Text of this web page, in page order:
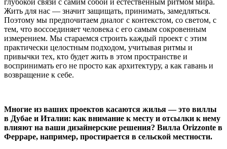
глубокой связи с самим собой и естественным ритмом мира.
Жить для нас — значит защищать, принимать, замедляться.
Поэтому мы предпочитаем диалог с контекстом, со светом, с
тем, что воссоединяет человека с его самым сокровенным
измерением. Мы стараемся строить каждый проект с этим
практически целостным подходом, учитывая ритмы и
привычки тех, кто будет жить в этом пространстве и
воспринимать его не просто как архитектуру, а как гавань и
возвращение к себе.
Многие из ваших проектов касаются жилья — это виллы
в Дубае и Италии: как внимание к месту и отсылки к нему
влияют на ваши дизайнерские решения? Вилла Orizzonte в
Ферраре, например, простирается в сельской местности.